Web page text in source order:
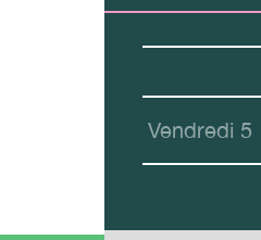
Vendredi 5